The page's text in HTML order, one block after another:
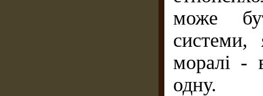
може
системи,
моралi -
одну.